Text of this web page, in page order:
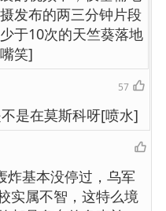
发布的两三分钟片段
于10次的天竺葵落地
笑]
57
是在莫斯科呀[喷水]
基本没停过，乌军
实属不智，这特么境